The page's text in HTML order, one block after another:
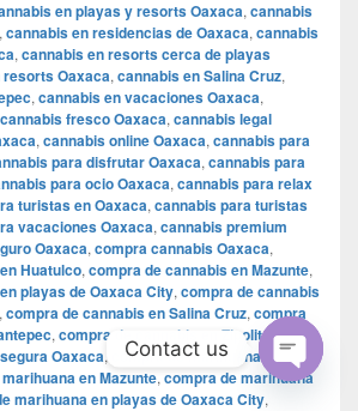
en playas y resorts Oaxaca, cannabis
, cannabis en residencias de Oaxaca, cannabis
, cannabis en resorts cerca de playas
Oaxaca, cannabis en Salina Cruz,
, cannabis en vacaciones Oaxaca,
cannabis fresco Oaxaca, cannabis legal
, cannabis online Oaxaca, cannabis para
para disfrutar Oaxaca, cannabis para
para ocio Oaxaca, cannabis para relax
turistas en Oaxaca, cannabis para turistas
vacaciones Oaxaca, cannabis premium
Oaxaca, compra cannabis Oaxaca,
Huatulco, compra de cannabis en Mazunte,
playas de Oaxaca City, compra de cannabis
, compra de cannabis en Salina Cruz, compra
, compra de cannabis en Zipolite ,
Oaxaca,
compra de marihuana en
en Mazunte, compra de marihuana
marihuana en playas de Oaxaca City,
Contact us